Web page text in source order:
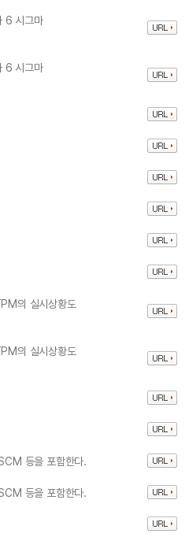
6 시그마
6 시그마
의 실시상황도
의 실시상황도
등을 포함한다.
등을 포함한다.